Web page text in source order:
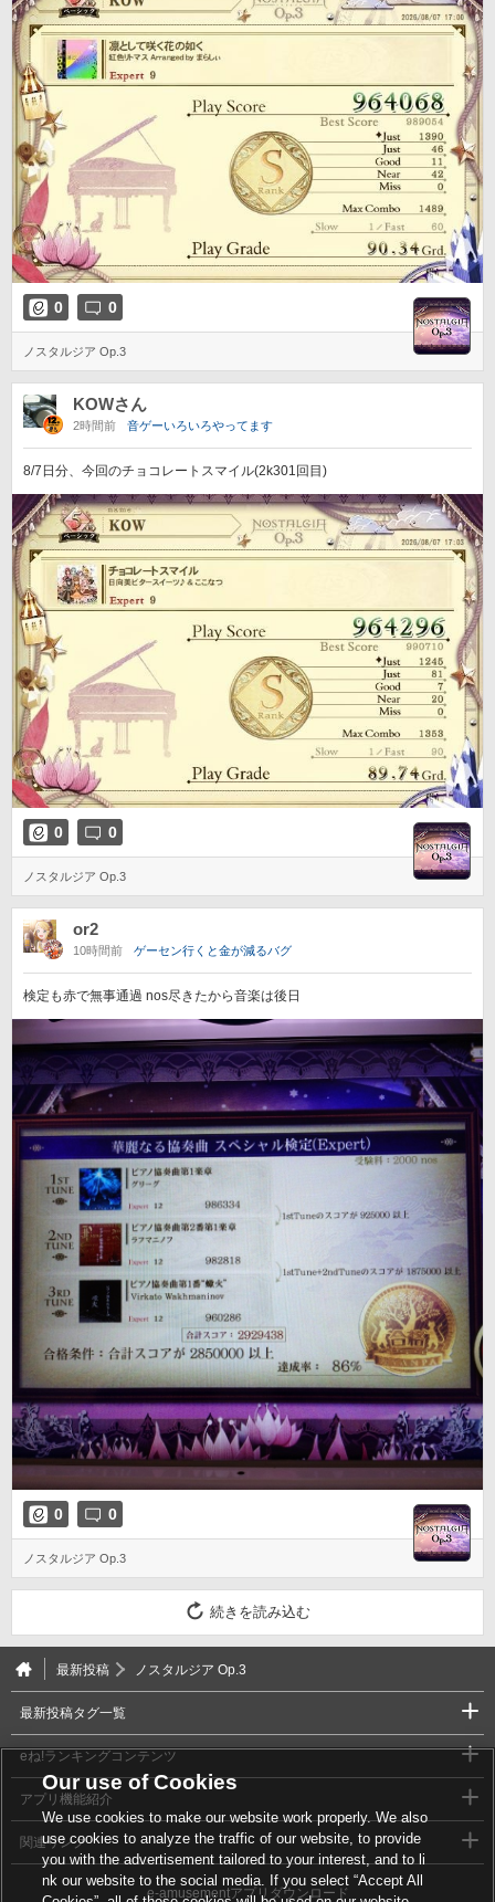
0 0
ノスタルジア Op.3
KOWさん
2時間前 音ゲーいろいろやってます
8/7日分、今回のチョコレートスマイル(2k301回目)
0 0
ノスタルジア Op.3
or2
10時間前 ゲーセン行くと金が減るバグ
検定も赤で無事通過 nos尽きたから音楽は後日
0 0
ノスタルジア Op.3
続きを読み込む
最新投稿 ノスタルジア Op.3
最新投稿タグ一覧
eね!ランキングコンテンツ
アプリ機能紹介
関連リンク
e-amusementアプリダウンロード
Our use of Cookies
We use cookies to make our website work properly. We also
use cookies to analyze the traffic of our website, to provide
you with the advertisement tailored to your interest, and to li
nk our website to the social media. If you select “Accept All